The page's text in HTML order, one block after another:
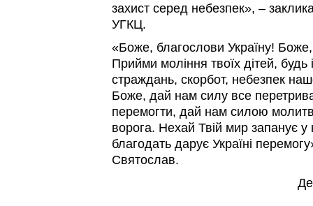
захист серед небезпек», –
УГКЦ.
«Боже, благослови Україну!
Прийми моління твоїх дітей, будь
страждань, скорбот, небезпек
Боже, дай нам силу все
перемогти, дай нам силою
ворога. Нехай Твій мир запанує
благодать дарує Україні
Святослав.